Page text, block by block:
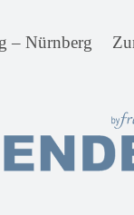
– Nürnberg